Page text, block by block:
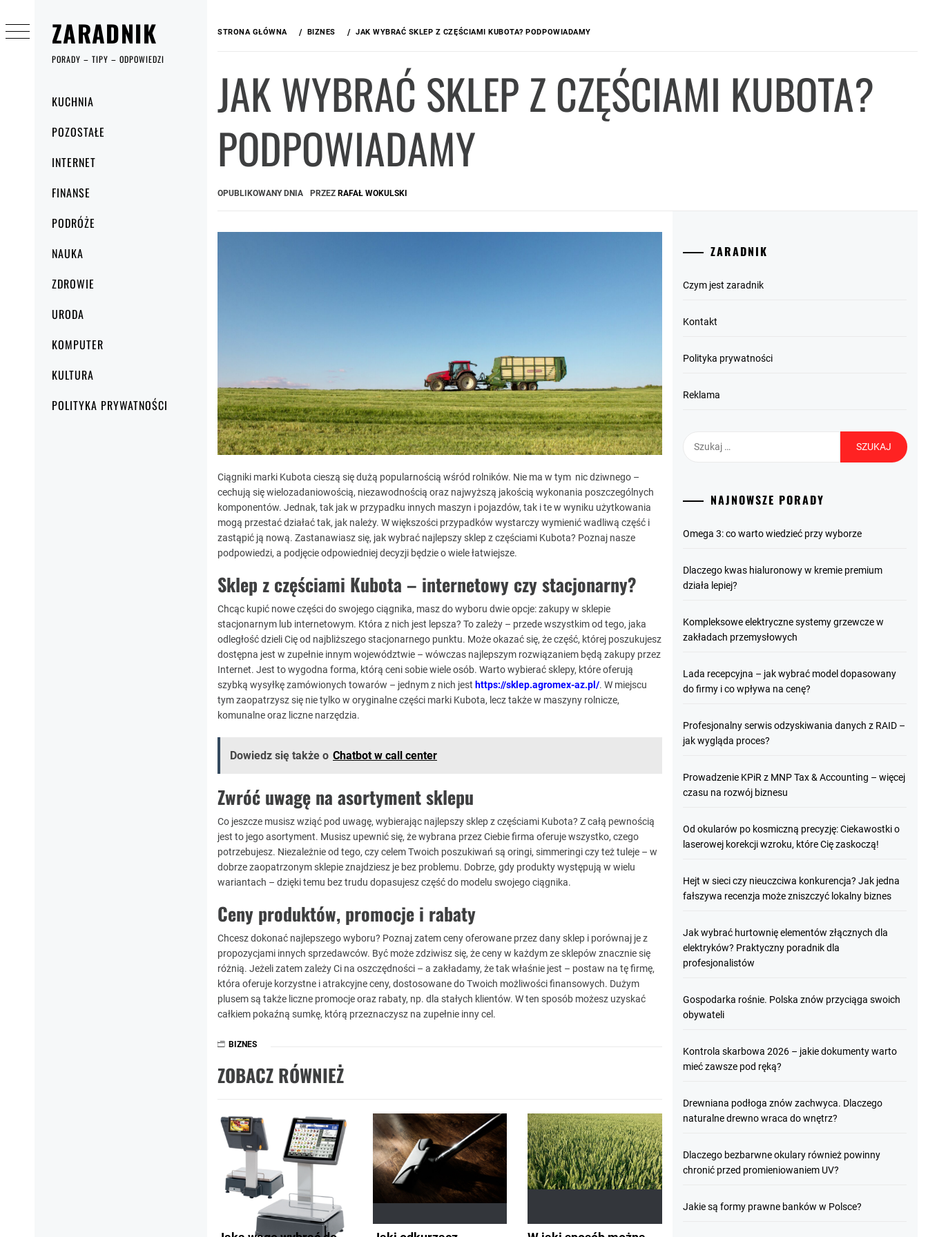
ZARADNIK
PORADY – TIPY – ODPOWIEDZI
główneKUCHNIA
POZOSTAŁE
INTERNET
FINANSE
PODRÓŻE
NAUKA
ZDROWIE
URODA
KOMPUTER
KULTURA
POLITYKA PRYWATNOŚCI
do
treści
STRONA GŁÓWNA BIZNES JAK WYBRAĆ SKLEP Z CZĘŚCIAMI KUBOTA? PODPOWIADAMY
JAK WYBRAĆ SKLEP Z CZĘŚCIAMI KUBOTA?
PODPOWIADAMY
OPUBLIKOWANY DNIA PRZEZ RAFAŁ WOKULSKI
Ciągniki marki Kubota cieszą się dużą popularnością wśród rolników. Nie ma w tym nic dziwnego –
cechują się wielozadaniowością, niezawodnością oraz najwyższą jakością wykonania poszczególnych
komponentów. Jednak, tak jak w przypadku innych maszyn i pojazdów, tak i te w wyniku użytkowania
mogą przestać działać tak, jak należy. W większości przypadków wystarczy wymienić wadliwą część i
zastąpić ją nową. Zastanawiasz się, jak wybrać najlepszy sklep z częściami Kubota? Poznaj nasze
podpowiedzi, a podjęcie odpowiedniej decyzji będzie o wiele łatwiejsze.
Sklep z częściami Kubota – internetowy czy stacjonarny?
Chcąc kupić nowe części do swojego ciągnika, masz do wyboru dwie opcje: zakupy w sklepie
stacjonarnym lub internetowym. Która z nich jest lepsza? To zależy – przede wszystkim od tego, jaka
odległość dzieli Cię od najbliższego stacjonarnego punktu. Może okazać się, że część, której poszukujesz
dostępna jest w zupełnie innym województwie – wówczas najlepszym rozwiązaniem będą zakupy przez
Internet. Jest to wygodna forma, którą ceni sobie wiele osób. Warto wybierać sklepy, które oferują
szybką wysyłkę zamówionych towarów – jednym z nich jest https://sklep.agromex-az.pl/. W miejscu
tym zaopatrzysz się nie tylko w oryginalne części marki Kubota, lecz także w maszyny rolnicze,
komunalne oraz liczne narzędzia.
Dowiedz się także o Chatbot w call center
Zwróć uwagę na asortyment sklepu
Co jeszcze musisz wziąć pod uwagę, wybierając najlepszy sklep z częściami Kubota? Z całą pewnością
jest to jego asortyment. Musisz upewnić się, że wybrana przez Ciebie firma oferuje wszystko, czego
potrzebujesz. Niezależnie od tego, czy celem Twoich poszukiwań są oringi, simmeringi czy też tuleje – w
dobrze zaopatrzonym sklepie znajdziesz je bez problemu. Dobrze, gdy produkty występują w wielu
wariantach – dzięki temu bez trudu dopasujesz część do modelu swojego ciągnika.
Ceny produktów, promocje i rabaty
Chcesz dokonać najlepszego wyboru? Poznaj zatem ceny oferowane przez dany sklep i porównaj je z
propozycjami innych sprzedawców. Być może zdziwisz się, że ceny w każdym ze sklepów znacznie się
różnią. Jeżeli zatem zależy Ci na oszczędności – a zakładamy, że tak właśnie jest – postaw na tę firmę,
która oferuje korzystne i atrakcyjne ceny, dostosowane do Twoich możliwości finansowych. Dużym
plusem są także liczne promocje oraz rabaty, np. dla stałych klientów. W ten sposób możesz uzyskać
całkiem pokaźną sumkę, którą przeznaczysz na zupełnie inny cel.
BIZNES
ZOBACZ RÓWNIEŻ
ZARADNIK
Czym jest zaradnik
Kontakt
Polityka prywatności
Reklama
NAJNOWSZE PORADY
Omega 3: co warto wiedzieć przy wyborze
Dlaczego kwas hialuronowy w kremie premium
działa lepiej?
Kompleksowe elektryczne systemy grzewcze w
zakładach przemysłowych
Lada recepcyjna – jak wybrać model dopasowany
do firmy i co wpływa na cenę?
Profesjonalny serwis odzyskiwania danych z RAID –
jak wygląda proces?
Prowadzenie KPiR z MNP Tax & Accounting – więcej
czasu na rozwój biznesu
Od okularów po kosmiczną precyzję: Ciekawostki o
laserowej korekcji wzroku, które Cię zaskoczą!
Hejt w sieci czy nieuczciwa konkurencja? Jak jedna
fałszywa recenzja może zniszczyć lokalny biznes
Jak wybrać hurtownię elementów złącznych dla
elektryków? Praktyczny poradnik dla
profesjonalistów
Gospodarka rośnie. Polska znów przyciąga swoich
obywateli
Kontrola skarbowa 2026 – jakie dokumenty warto
mieć zawsze pod ręką?
Drewniana podłoga znów zachwyca. Dlaczego
naturalne drewno wraca do wnętrz?
Dlaczego bezbarwne okulary również powinny
chronić przed promieniowaniem UV?
Jakie są formy prawne banków w Polsce?